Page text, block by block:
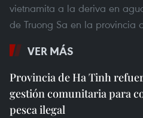
vietnamita a la deriva en
de Truong Sa en la provincia
VER MÁS
Provincia de Ha Tinh
gestión comunitaria para
pesca ilegal